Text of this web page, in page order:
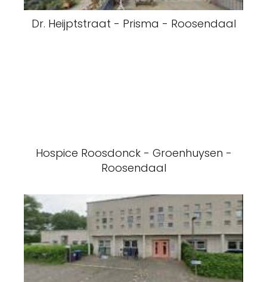
Dr. Heijptstraat - Prisma - Roosendaal
Hospice Roosdonck - Groenhuysen -
Roosendaal